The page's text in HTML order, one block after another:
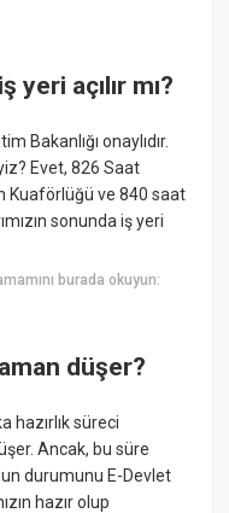
yeri açılır mı?
Bakanlığı onaylıdır.
Evet, 826 Saat
Kuaförlüğü ve 840 saat
sonunda iş yeri
burada okuyun:
düşer?
hazırlık süreci
Ancak, bu süre
durumunu E-Devlet
hazır olup